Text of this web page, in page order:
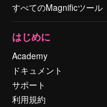
すべてのMagnificツール
はじめに
Academy
ドキュメント
サポート
利用規約